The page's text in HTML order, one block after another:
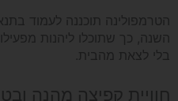
פיט)
הטרמפולינה תוכננה לעמוד
השנה, כך שתוכלו ליהנות
בלי לצאת מהבית.
חוויית קפיצה מהנה